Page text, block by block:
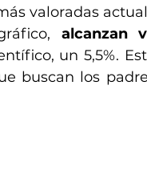
valoradas
alcanzan
un 5,5%.
buscan los